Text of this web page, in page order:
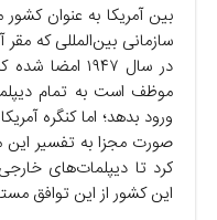
بین آمریکا به عنوان
سازمانی بین‌المللی که مقر
در سال ۱۹۴۷
موظف است به تمام
ورود بدهد؛ اما کنگره
صورت مجزا به تفسیر این
کرد تا دیپلمات‌های خارجی
این کشور از این توافق